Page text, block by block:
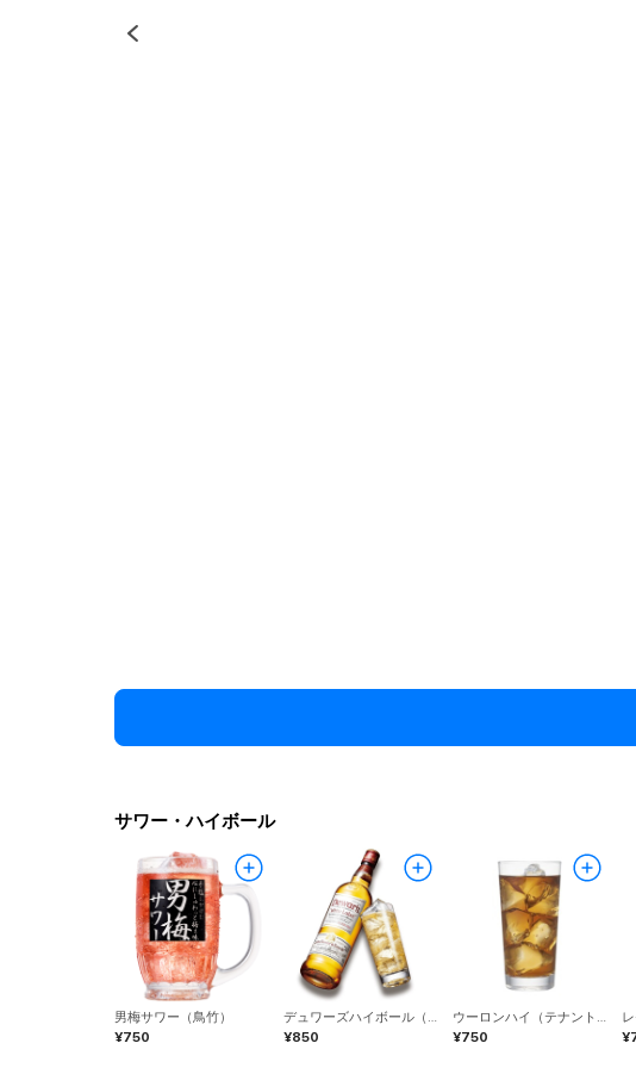
サワー・ハイボール
男梅サワー（鳥竹）
¥750
デュワーズハイボール（テナント）
¥850
ウーロンハイ（テナント）
¥750